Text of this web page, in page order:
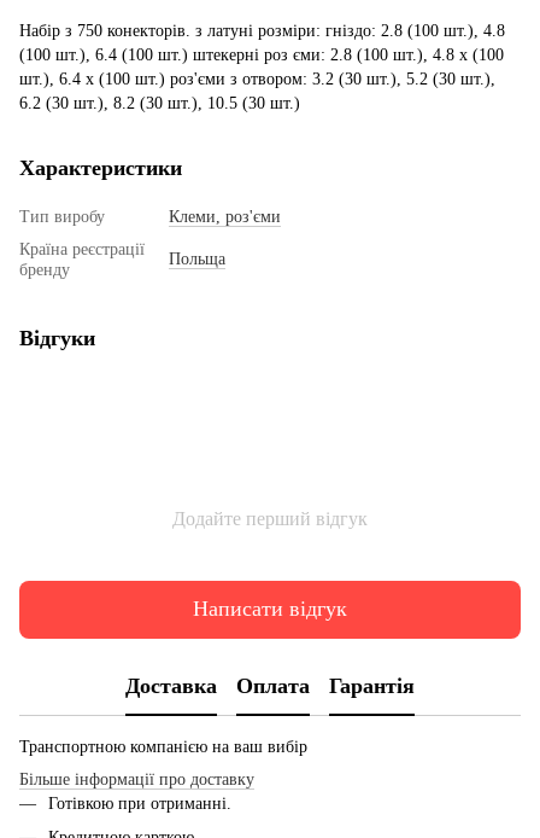
Набір з 750 конекторів. з латуні розміри: гніздо: 2.8 (100 шт.), 4.8
(100 шт.), 6.4 (100 шт.) штекерні роз єми: 2.8 (100 шт.), 4.8 x (100
шт.), 6.4 x (100 шт.) роз'єми з отвором: 3.2 (30 шт.), 5.2 (30 шт.),
6.2 (30 шт.), 8.2 (30 шт.), 10.5 (30 шт.)
Характеристики
Тип виробу
Клеми, роз'єми
Країна реєстрації
бренду
Польща
Відгуки
Додайте перший відгук
Написати відгук
Доставка Оплата Гарантія
Транспортною компанією на ваш вибір
Більше інформації про доставку
Готівкою при отриманні.